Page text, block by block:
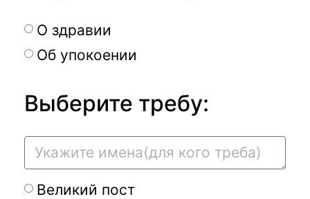
О здравии
Об упокоении
Выберите требу:
Великий пост